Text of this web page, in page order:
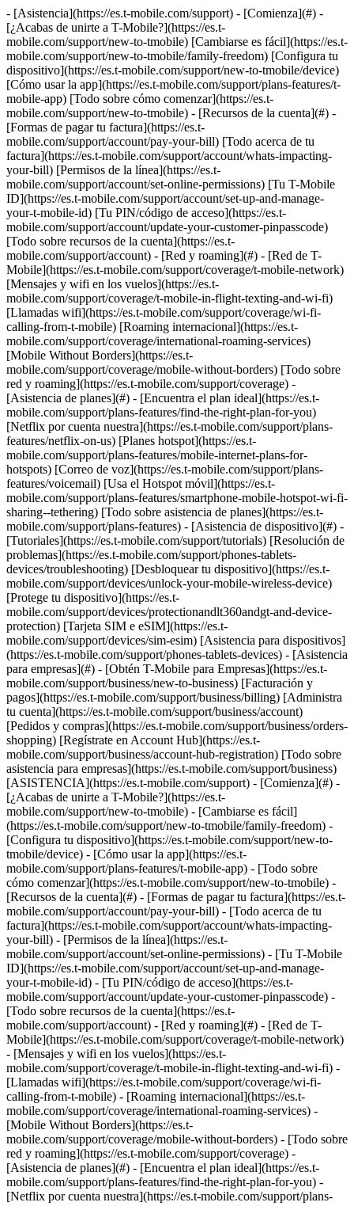
- [Asistencia](https://es.t-mobile.com/support) - [Comienza](#) - [¿Acabas de unirte a T-Mobile?](https://es.t-mobile.com/support/new-to-tmobile) [Cambiarse es fácil](https://es.t-mobile.com/support/new-to-tmobile/family-freedom) [Configura tu dispositivo](https://es.t-mobile.com/support/new-to-tmobile/device) [Cómo usar la app](https://es.t-mobile.com/support/plans-features/t-mobile-app) [Todo sobre cómo comenzar](https://es.t-mobile.com/support/new-to-tmobile) - [Recursos de la cuenta](#) - [Formas de pagar tu factura](https://es.t-mobile.com/support/account/pay-your-bill) [Todo acerca de tu factura](https://es.t-mobile.com/support/account/whats-impacting-your-bill) [Permisos de la línea](https://es.t-mobile.com/support/account/set-online-permissions) [Tu T-Mobile ID](https://es.t-mobile.com/support/account/set-up-and-manage-your-t-mobile-id) [Tu PIN/código de acceso](https://es.t-mobile.com/support/account/update-your-customer-pinpasscode) [Todo sobre recursos de la cuenta](https://es.t-mobile.com/support/account) - [Red y roaming](#) - [Red de T-Mobile](https://es.t-mobile.com/support/coverage/t-mobile-network) [Mensajes y wifi en los vuelos](https://es.t-mobile.com/support/coverage/t-mobile-in-flight-texting-and-wi-fi) [Llamadas wifi](https://es.t-mobile.com/support/coverage/wi-fi-calling-from-t-mobile) [Roaming internacional](https://es.t-mobile.com/support/coverage/international-roaming-services) [Mobile Without Borders](https://es.t-mobile.com/support/coverage/mobile-without-borders) [Todo sobre red y roaming](https://es.t-mobile.com/support/coverage) - [Asistencia de planes](#) - [Encuentra el plan ideal](https://es.t-mobile.com/support/plans-features/find-the-right-plan-for-you) [Netflix por cuenta nuestra](https://es.t-mobile.com/support/plans-features/netflix-on-us) [Planes hotspot](https://es.t-mobile.com/support/plans-features/mobile-internet-plans-for-hotspots) [Correo de voz](https://es.t-mobile.com/support/plans-features/voicemail) [Usa el Hotspot móvil](https://es.t-mobile.com/support/plans-features/smartphone-mobile-hotspot-wi-fi-sharing--tethering) [Todo sobre asistencia de planes](https://es.t-mobile.com/support/plans-features) - [Asistencia de dispositivo](#) - [Tutoriales](https://es.t-mobile.com/support/tutorials) [Resolución de problemas](https://es.t-mobile.com/support/phones-tablets-devices/troubleshooting) [Desbloquear tu dispositivo](https://es.t-mobile.com/support/devices/unlock-your-mobile-wireless-device) [Protege tu dispositivo](https://es.t-mobile.com/support/devices/protectionandlt360andgt-and-device-protection) [Tarjeta SIM e eSIM](https://es.t-mobile.com/support/devices/sim-esim) [Asistencia para dispositivos](https://es.t-mobile.com/support/phones-tablets-devices) - [Asistencia para empresas](#) - [Obtén T-Mobile para Empresas](https://es.t-mobile.com/support/business/new-to-business) [Facturación y pagos](https://es.t-mobile.com/support/business/billing) [Administra tu cuenta](https://es.t-mobile.com/support/business/account) [Pedidos y compras](https://es.t-mobile.com/support/business/orders-shopping) [Regístrate en Account Hub](https://es.t-mobile.com/support/business/account-hub-registration) [Todo sobre asistencia para empresas](https://es.t-mobile.com/support/business) [ASISTENCIA](https://es.t-mobile.com/support) - [Comienza](#) - [¿Acabas de unirte a T-Mobile?](https://es.t-mobile.com/support/new-to-tmobile) - [Cambiarse es fácil](https://es.t-mobile.com/support/new-to-tmobile/family-freedom) - [Configura tu dispositivo](https://es.t-mobile.com/support/new-to-tmobile/device) - [Cómo usar la app](https://es.t-mobile.com/support/plans-features/t-mobile-app) - [Todo sobre cómo comenzar](https://es.t-mobile.com/support/new-to-tmobile) - [Recursos de la cuenta](#) - [Formas de pagar tu factura](https://es.t-mobile.com/support/account/pay-your-bill) - [Todo acerca de tu factura](https://es.t-mobile.com/support/account/whats-impacting-your-bill) - [Permisos de la línea](https://es.t-mobile.com/support/account/set-online-permissions) - [Tu T-Mobile ID](https://es.t-mobile.com/support/account/set-up-and-manage-your-t-mobile-id) - [Tu PIN/código de acceso](https://es.t-mobile.com/support/account/update-your-customer-pinpasscode) - [Todo sobre recursos de la cuenta](https://es.t-mobile.com/support/account) - [Red y roaming](#) - [Red de T-Mobile](https://es.t-mobile.com/support/coverage/t-mobile-network) - [Mensajes y wifi en los vuelos](https://es.t-mobile.com/support/coverage/t-mobile-in-flight-texting-and-wi-fi) - [Llamadas wifi](https://es.t-mobile.com/support/coverage/wi-fi-calling-from-t-mobile) - [Roaming internacional](https://es.t-mobile.com/support/coverage/international-roaming-services) - [Mobile Without Borders](https://es.t-mobile.com/support/coverage/mobile-without-borders) - [Todo sobre red y roaming](https://es.t-mobile.com/support/coverage) - [Asistencia de planes](#) - [Encuentra el plan ideal](https://es.t-mobile.com/support/plans-features/find-the-right-plan-for-you) - [Netflix por cuenta nuestra](https://es.t-mobile.com/support/plans-features/netflix-on-us) - [Planes hotspot](https://es.t-mobile.com/support/plans-features/mobile-internet-plans-for-hotspots) - [Correo de voz](https://es.t-mobile.com/support/plans-features/voicemail) - [Usa el Hotspot móvil](https://es.t-mobile.com/support/plans-features/smartphone-mobile-hotspot-wi-fi-sharing--tethering) - [Todo sobre asistencia de planes](https://es.t-mobile.com/support/plans-features) - [Asistencia de dispositivo](#) - [Tutoriales](https://es.t-mobile.com/support/tutorials) - [Resolución de problemas](https://es.t-mobile.com/support/phones-tablets-devices/troubleshooting) - [Desbloquear tu dispositivo](https://es.t-mobile.com/support/devices/unlock-your-mobile-wireless-device) - [Protege tu dispositivo](https://es.t-mobile.com/support/devices/protectionandlt360andgt-and-device-protection) - [Tarjeta SIM e eSIM](https://es.t-mobile.com/support/devices/sim-esim) - [Asistencia para dispositivos](https://es.t-mobile.com/support/phones-tablets-devices) - [Asistencia para empresas](#) - [Obtén T-Mobile para Empresas](https://es.t-mobile.com/support/business/new-to-business) - [Facturación y pagos](https://es.t-mobile.com/support/business/billing) - [Administra tu cuenta](https://es.t-mobile.com/support/business/account) - [Pedidos y compras](https://es.t-mobile.com/support/business/orders-shopping) - [Regístrate en Account Hub](https://es.t-mobile.com/support/business/account-hub-registration) - [Todo sobre asistencia para empresas](https://es.t-mobile.com/support/business) [Asistencia](https://es.t-mobile.com/support/) [T-Mobile Para Empresas](https://es.t-mobile.com/support/community/business) # Gestión de la tarjeta SIM del Centro de control 0 Added! [](https://es.t-mobile.com) ### Administrar enlaces Haz clic en cualquier [available links](https://es.t-mobile.com) to add. Haz clic en cualquier [added links](https://es.t-mobile.com) to remove. Enlaces con [no highlight](https://es.t-mobile.com) can't be sent. Listo (0 Links) Gestiona tu suscripción al Centro de control, las sesiones de tus dispositivos, el uso de datos y ejecuta diagnósticos de la tarjeta SIM. __En esta página:__ - [Administrar SIM](https://es.t-mobile.com#heading1) - [Estados de SIM](https://es.t-mobile.com#heading2) - [Actualizaciones de lotes de procesamiento](https://es.t-mobile.com#heading3) ### [](https://es.t-mobile.com)Administrar SIM 1. ​​​​​​​Inicia sesión en el [Centro de control](https://t-mobile-business-iot.jasper.com/provision/samlconfig/initiate/alias/T-MobileforBusiness_self_serve) y selecciona __Dispositivos__. 2. Elige __Lista de dispositivos__. 3. Ordena las columnas según la vista de datos deseada y elige los encabezados de columna para obtener opciones de datos adicionales. 4. Mira la siguiente información: - Detalles de la suscripción, como el estado de la SIM, el nombre de la cuenta, el IMSI, el ICCID, el IMEI, el MSISDN y el plan tarifario. - IP estática. - Sesiones actuales del dispositivo. - Datos de uso. - Cambia el status de la tarjeta SIM o el plan tarifario. - Ejecuta diagnósticos en una tarjeta SIM. ### [](https://es.t-mobile.com)Estatus de SIM | __Estado__ | __Conexión disponible__ | __Facturable__ | __Detalles__ | |------------------------|-------------------------|----------------------------------|----------------------------------------------------------------------------------------------------------------------------------------------------------------------------------------------------------| | __Lista para probar__ | Sí | No | Permite que un dispositivo establezca una conexión de datos y utilice los servicios definidos por el límite del contrato. Una vez alcanzado el límite, la tarjeta SIM pasa al estado Lista para activar. | | __Lista para activar__ | Sí | Al conectarse | Una vez establecida la sesión de datos, la tarjeta SIM pasa automáticamente al estado Activada. | | __Activada__ | Sí | Sí | Establece datos y es facturable.